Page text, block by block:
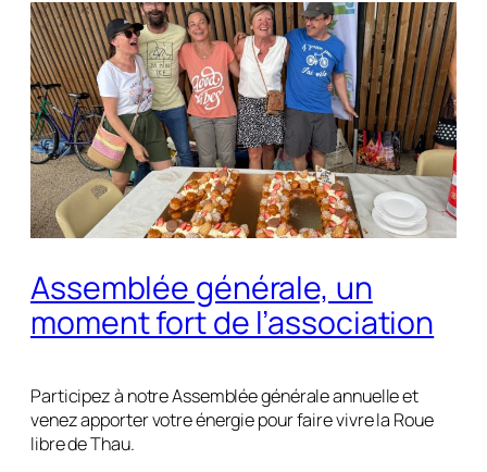
Assemblée générale, un
moment fort de l’association
Participez à notre Assemblée générale annuelle et
venez apporter votre énergie pour faire vivre la Roue
libre de Thau.